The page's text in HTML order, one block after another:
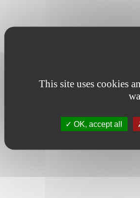
This site uses cookies
OK, accept all